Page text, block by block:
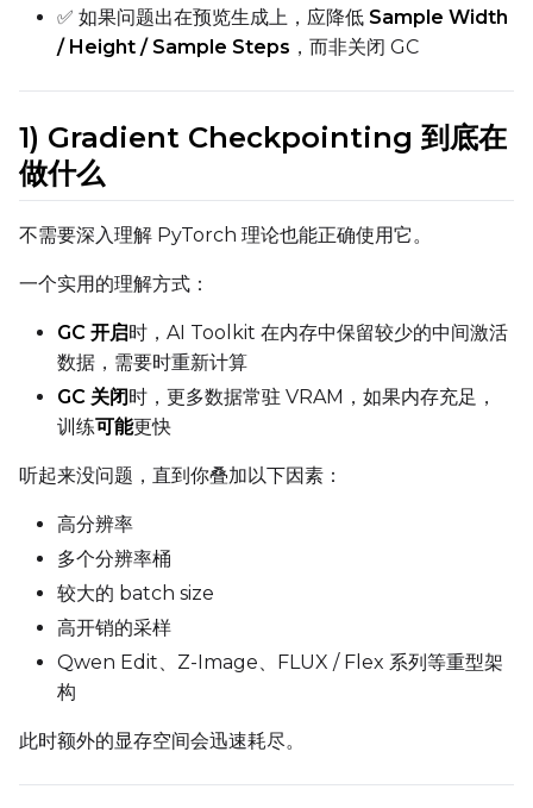
✅ 如果问题出在预览生成上，应降低 Sample Width
/ Height / Sample Steps ，而非关闭 GC
1) Gradient Checkpointing 到底在
做什么
不需要深入理解 PyTorch 理论也能正确使用它。
一个实用的理解方式：
GC 开启时，AI Toolkit 在内存中保留较少的中间激活
数据，需要时重新计算
GC 关闭时，更多数据常驻 VRAM，如果内存充足，
训练可能更快
听起来没问题，直到你叠加以下因素：
高分辨率
多个分辨率桶
较大的 batch size
高开销的采样
Qwen Edit、Z-Image、FLUX / Flex 系列等重型架
构
此时额外的显存空间会迅速耗尽。